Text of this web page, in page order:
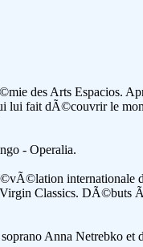
des Arts Espacios.
lui fait dÃ©couvrir le
- Operalia.
Classics. DÃ©buts
Anna Netrebko et